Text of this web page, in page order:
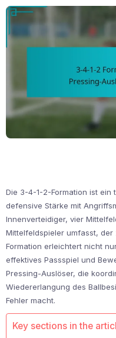
Die 3-4-1-2-Formation ist ein
defensive Stärke mit
Innenverteidiger, vier
Mittelfeldspieler umfasst, der
Formation erleichtert nicht
effektives Passspiel und
Pressing-Auslöser, die
Wiedererlangung des
Fehler macht.
Key sections in the